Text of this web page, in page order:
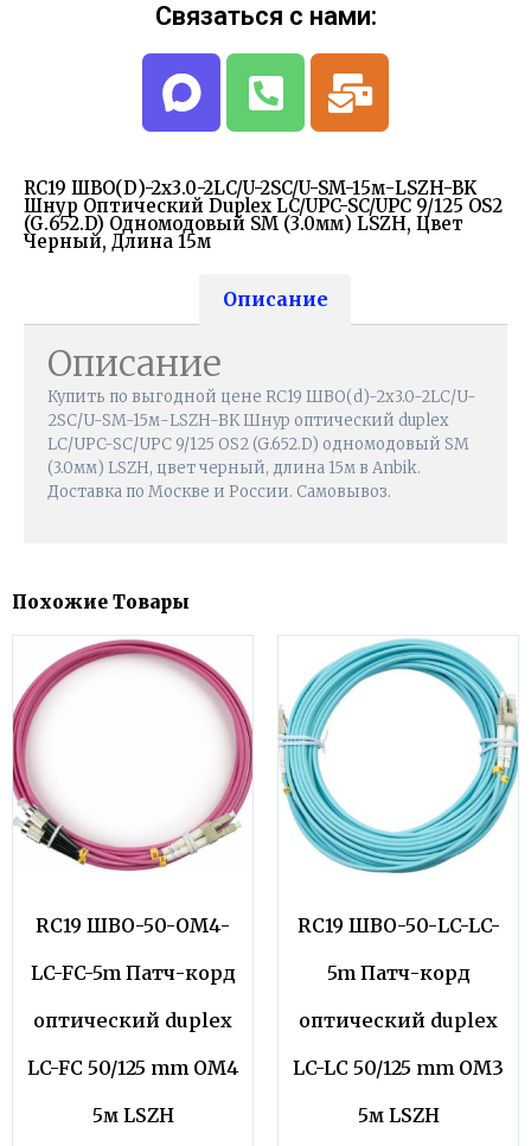
RC19 ШВО(d)-2х3.0-2LC/U-2SC/U-SM-15м-LSZH-BK
Шнур Оптический Duplex LC/UPC-SC/UPC 9/125 OS2
(G.652.D) Одномодовый SM (3.0мм) LSZH, Цвет
Черный, Длина 15м
Описание
Описание
Купить по выгодной цене RC19 ШВО(d)-2х3.0-2LC/U-
2SC/U-SM-15м-LSZH-BK Шнур оптический duplex
LC/UPC-SC/UPC 9/125 OS2 (G.652.D) одномодовый SM
(3.0мм) LSZH, цвет черный, длина 15м в Anbik.
Доставка по Москве и России. Самовывоз.
Связаться с нами:
Похожие Товары
RC19 ШВО-50-OM4-
LC-FC-5m Патч-корд
оптический duplex
LC-FC 50/125 mm OM4
5м LSZH
RC19 ШВО-50-LC-LC-
5m Патч-корд
оптический duplex
LC-LC 50/125 mm OM3
5м LSZH